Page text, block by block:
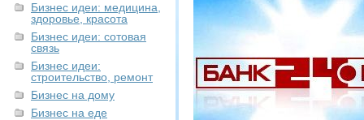
Бизнес идеи: медицина,
здоровье, красота
Бизнес идеи: сотовая
связь
Бизнес идеи:
строительство, ремонт
Бизнес на дому
Бизнес на еде